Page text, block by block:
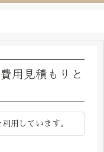
用見積もりと
用しています。